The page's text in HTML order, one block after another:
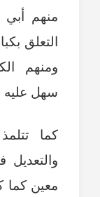
منهم أبي
التعلق
ومنهم
سهل عليه
كما
معين كما